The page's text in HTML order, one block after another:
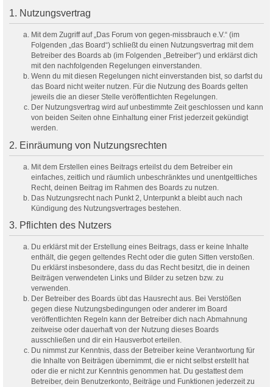
1. Nutzungsvertrag
Mit dem Zugriff auf „Das Forum von gegen-missbrauch e.V.“ (im
Folgenden „das Board“) schließt du einen Nutzungsvertrag mit dem
Betreiber des Boards ab (im Folgenden „Betreiber“) und erklärst dich
mit den nachfolgenden Regelungen einverstanden.
Wenn du mit diesen Regelungen nicht einverstanden bist, so darfst du
das Board nicht weiter nutzen. Für die Nutzung des Boards gelten
jeweils die an dieser Stelle veröffentlichten Regelungen.
Der Nutzungsvertrag wird auf unbestimmte Zeit geschlossen und kann
von beiden Seiten ohne Einhaltung einer Frist jederzeit gekündigt
werden.
2. Einräumung von Nutzungsrechten
Mit dem Erstellen eines Beitrags erteilst du dem Betreiber ein
einfaches, zeitlich und räumlich unbeschränktes und unentgeltliches
Recht, deinen Beitrag im Rahmen des Boards zu nutzen.
Das Nutzungsrecht nach Punkt 2, Unterpunkt a bleibt auch nach
Kündigung des Nutzungsvertrages bestehen.
3. Pflichten des Nutzers
Du erklärst mit der Erstellung eines Beitrags, dass er keine Inhalte
enthält, die gegen geltendes Recht oder die guten Sitten verstoßen.
Du erklärst insbesondere, dass du das Recht besitzt, die in deinen
Beiträgen verwendeten Links und Bilder zu setzen bzw. zu
verwenden.
Der Betreiber des Boards übt das Hausrecht aus. Bei Verstößen
gegen diese Nutzungsbedingungen oder anderer im Board
veröffentlichten Regeln kann der Betreiber dich nach Abmahnung
zeitweise oder dauerhaft von der Nutzung dieses Boards
ausschließen und dir ein Hausverbot erteilen.
Du nimmst zur Kenntnis, dass der Betreiber keine Verantwortung für
die Inhalte von Beiträgen übernimmt, die er nicht selbst erstellt hat
oder die er nicht zur Kenntnis genommen hat. Du gestattest dem
Betreiber, dein Benutzerkonto, Beiträge und Funktionen jederzeit zu